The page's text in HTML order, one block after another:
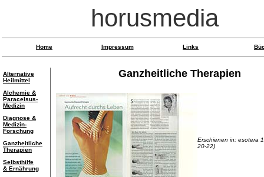
horusmedia
Home Impressum Links
Alternative
Heilmittel
Alchemie &
Paracelsus-
Medizin
Diagnose &
Medizin-
Forschung
Ganzheitliche
Therapien
Selbsthilfe
& Ernährung
Ganzheitliche Therapien
Erschienen in: esotera
20-22)